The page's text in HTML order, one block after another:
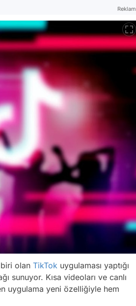
Reklam
olan TikTok uygulaması yaptığı
sunuyor. Kısa videoları ve canlı
uygulama yeni özelliğiyle hem